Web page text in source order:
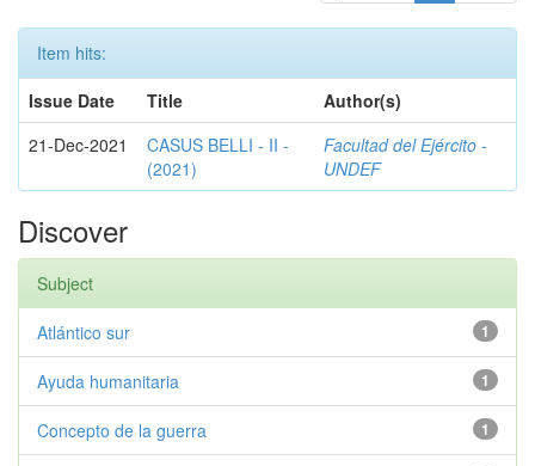
Item hits:
Issue Date
Title
Author(s)
21-Dec-2021
CASUS BELLI - II -
(2021)
Facultad del Ejército -
UNDEF
Discover
Subject
1
Atlántico sur
1
Ayuda humanitaria
1
Concepto de la guerra